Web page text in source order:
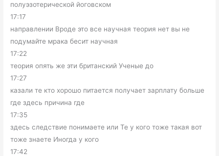
полуэзотерической йоговском
17:17
направлении Вроде это все научная теория нет вы не
подумайте мрака бесит научная
17:22
теория опять же эти британский Ученые до
17:27
казали те кто хорошо питается получает зарплату больше
где здесь причина где
17:35
здесь следствие понимаете или Те у кого тоже такая вот
тоже знаете Иногда у кого
17:42